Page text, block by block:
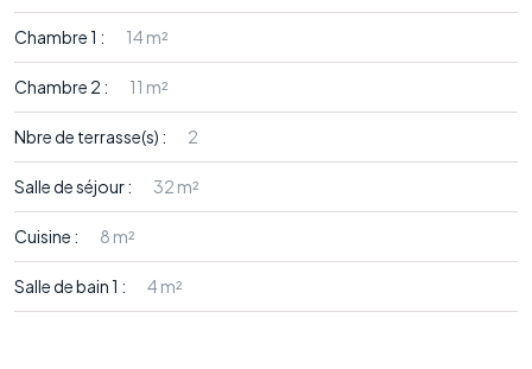
Chambre 1 : 14 m²
Chambre 2 : 11 m²
Nbre de terrasse(s) : 2
Salle de séjour : 32 m²
Cuisine : 8 m²
Salle de bain 1 : 4 m²